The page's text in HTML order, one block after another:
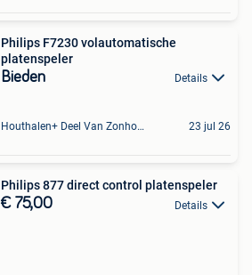
Philips F7230 volautomatische
platenspeler
Bieden Details
Houthalen+ Deel Van Zonhoven En Zolder 23 jul 26
Philips 877 direct control platenspeler
€ 75,00 Details